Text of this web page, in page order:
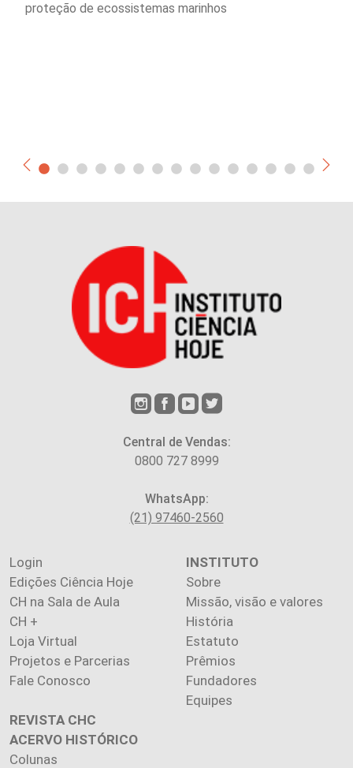
proteção de ecossistemas marinhos
Central de Vendas:
0800 727 8999
WhatsApp:
(21) 97460-2560
Login
Edições Ciência Hoje
CH na Sala de Aula
CH +
Loja Virtual
Projetos e Parcerias
Fale Conosco
INSTITUTO
Sobre
Missão, visão e valores
História
Estatuto
Prêmios
Fundadores
Equipes
REVISTA CHC
ACERVO HISTÓRICO
Colunas